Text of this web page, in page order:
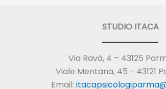
STUDIO ITACA
Via Ravà, 4 – 43125
Viale Mentana, 45 - 43121
Email: